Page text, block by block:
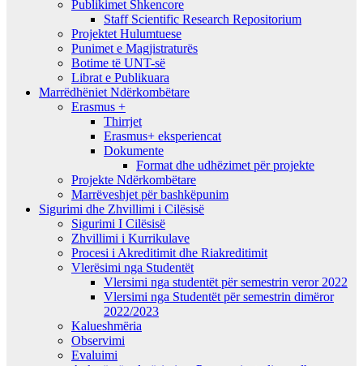
Publikimet Shkencore
Staff Scientific Research Repositorium
Projektet Hulumtuese
Punimet e Magjistraturës
Botime të UNT-së
Librat e Publikuara
Marrëdhëniet Ndërkombëtare
Erasmus +
Thirrjet
Erasmus+ eksperiencat
Dokumente
Format dhe udhëzimet për projekte
Projekte Ndërkombëtare
Marrëveshjet për bashkëpunim
Sigurimi dhe Zhvillimi i Cilësisë
Sigurimi I Cilësisë
Zhvillimi i Kurrikulave
Procesi i Akreditimit dhe Riakreditimit
Vlerësimi nga Studentët
Vlersimi nga studentët për semestrin veror 2022
Vlersimi nga Studentët për semestrin dimëror
2022/2023
Kalueshmëria
Observimi
Evaluimi